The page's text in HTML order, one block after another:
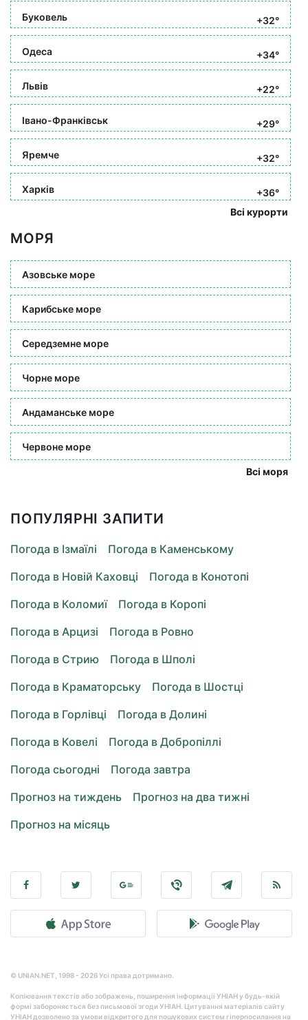
Буковель +32°
Одеса +34°
Львів +22°
Івано-Франківськ +29°
Яремче +32°
Харків
+36°
Всі курорти
МОРЯ
Азовське море
Карибське море
Середземне море
Чорне море
Андаманське море
Червоне море
Всі моря
ПОПУЛЯРНІ ЗАПИТИ
Погода в Ізмаїлі
Погода в Каменському
Погода в Новій Каховці
Погода в Конотопі
Погода в Коломиї
Погода в Коропі
Погода в Арцизі
Погода в Ровно
Погода в Стрию
Погода в Шполі
Погода в Краматорську
Погода в Шостці
Погода в Горлівці
Погода в Долині
Погода в Ковелі
Погода в Добропіллі
Погода сьогодні
Погода завтра
Прогноз на тиждень
Прогноз на два тижні
Прогноз на місяць
© UNIAN.NET, 1998 - 2026 Усі права дотримано.
Копіювання текстів або зображень, поширення інформації УНІАН у будь-якій
формі забороняється без письмової згоди УНІАН. Цитування матеріалів сайту
УНІАН дозволено за умови відкритого для пошукових систем гіперпосилання на